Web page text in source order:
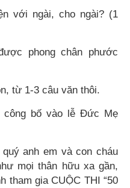
với ngài, cho ngài? (1
phong chân phước
từ 1-3 câu văn thôi.
công bố vào lễ Đức Mẹ
anh em và con cháu
mọi thân hữu xa gần,
tham gia CUỘC THI “50